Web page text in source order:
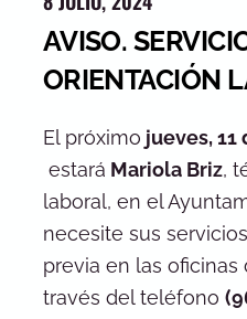
AVISO.
ORIENTACIÓN
El próximo jueves, 11
estará Mariola Briz,
laboral, en el
necesite sus
previa en las
través del teléfono